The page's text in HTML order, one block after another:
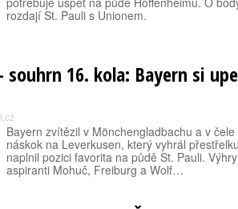
rozdají St. Pauli s Unionem.
souhrn 16. kola: Bayern si
Bayern zvítězil v Mönchengladbachu a v
náskok na Leverkusen, který vyhrál
naplnil pozici favorita na půdě St. Pauli.
aspiranti Mohuč, Freiburg a Wolf…